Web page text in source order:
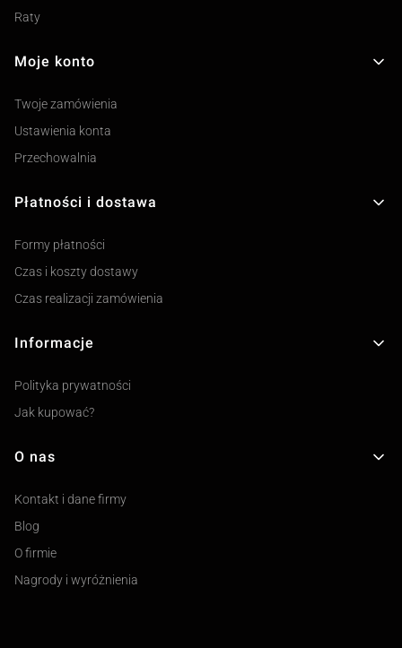
Raty
Moje konto
Twoje zamówienia
Ustawienia konta
Przechowalnia
Płatności i dostawa
Formy płatności
Czas i koszty dostawy
Czas realizacji zamówienia
Informacje
Polityka prywatności
Jak kupować?
O nas
Kontakt i dane firmy
Blog
O firmie
Nagrody i wyróżnienia